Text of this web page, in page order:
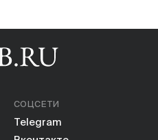
СОЦСЕТИ
Telegram